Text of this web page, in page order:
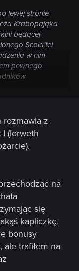
lewej stronie
Krabopająka
będącej
Scoia'tel
w nim
pewnego
rozmawia z
(Iorweth
na
się
kapliczkę,
bonusy
ale trafiłem na